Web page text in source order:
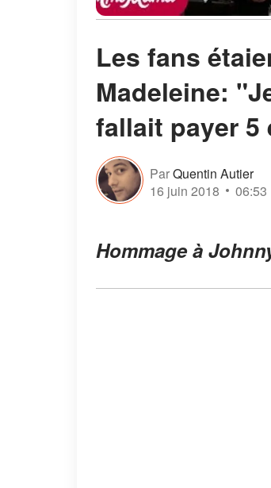
Les fans
Madeleine:
fallait payer 5
ParQuentin Autier
16 juin 2018
06:53
Hommage à